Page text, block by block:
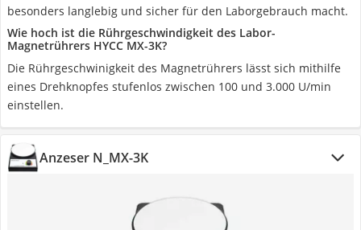
besonders langlebig und sicher für den Laborgebrauch macht.
Wie hoch ist die Rührgeschwindigkeit des Labor-
Magnetrührers HYCC MX-3K?
Die Rührgeschwinigkeit des Magnetrührers lässt sich mithilfe
eines Drehknopfes stufenlos zwischen 100 und 3.000 U/min
einstellen.
Anzeser N_MX-3K